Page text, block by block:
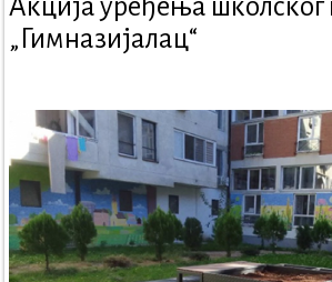
Aкцијa уређења школског
„Гимназијалац“